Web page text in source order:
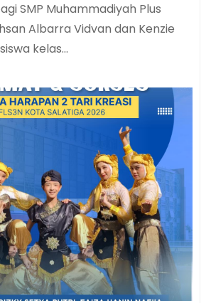
SMP Muhammadiyah Plus
Albarra Vidvan dan Kenzie
kelas…